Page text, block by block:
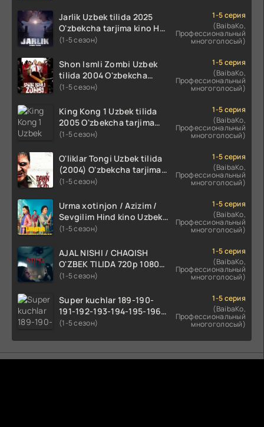
skachat
Jarlik Uzbek tilida 2025
O'zbekcha tarjima kino HD
skachat
(1-5 сезон)
1-5 серия
(BaibaKo,
Профессиональный
многоголосый)
Shon Ismli Zombi Uzbek
tilida 2004 O'zbekcha
tarjima kino HD skachat
(1-5 сезон)
1-5 серия
(BaibaKo,
Профессиональный
многоголосый)
King Kong 1 Uzbek tilida
2005 O'zbekcha tarjima
kino HD skachat
(1-5 сезон)
1-5 серия
(BaibaKo,
Профессиональный
многоголосый)
O'liklar Tongi Uzbek tilida
(2004) O'zbekcha tarjima
kino HD skachat
(1-5 сезон)
1-5 серия
(BaibaKo,
Профессиональный
многоголосый)
Urma xotinjon / Azizim /
Sevgilim Hind kino Uzbek
tilida 2022 O'zbekcha
(1-5 сезон)
1-5 серия
(BaibaKo,
Профессиональный
многоголосый)
AJAL NISHI / CHAQISH
O'ZBEK TILIDA 720p 1080p
Full HD (2024) Tarjima
(1-5 сезон)
1-5 серия
(BaibaKo,
Профессиональный
многоголосый)
Super kuchlar 189-190-
191-192-193-194-195-196-
197-198-199-200 Qism
tarjima seryal
(1-5 сезон)
1-5 серия
(BaibaKo,
Профессиональный
многоголосый)